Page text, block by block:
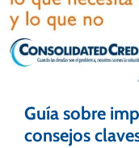
Guía sobre
consejos